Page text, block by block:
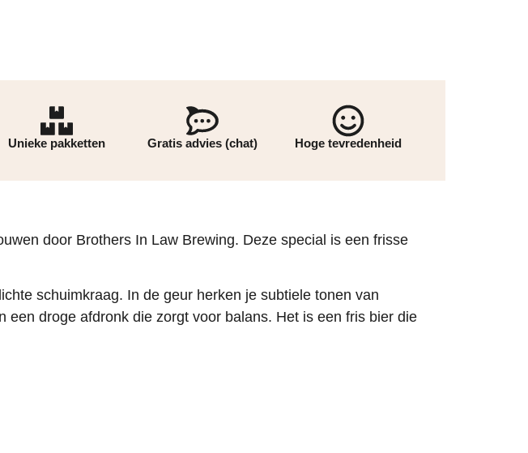
Unieke pakketten Gratis advies (chat) Hoge tevredenheid
door Brothers In Law Brewing. Deze special is een frisse
schuimkraag. In de geur herken je subtiele tonen van
een droge afdronk die zorgt voor balans. ​ Het is een fris bier die